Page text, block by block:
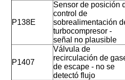
P138E
Sensor de posición
control de
sobrealimentación
turbocompresor -
señal no plausible
P1407
Válvula de
recirculación de
de escape - no se
detectó flujo